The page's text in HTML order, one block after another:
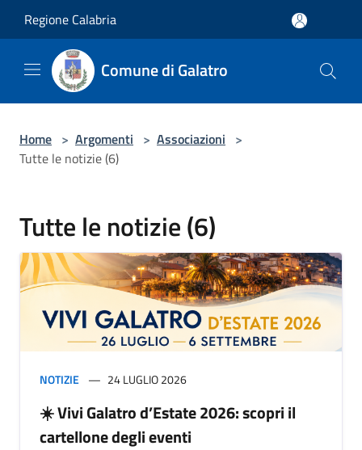
Regione Calabria
Comune di Galatro
Home > Argomenti > Associazioni >
Tutte le notizie (6)
Tutte le notizie (6)
NOTIZIE 24 LUGLIO 2026
☀️ Vivi Galatro d’Estate 2026: scopri il
cartellone degli eventi